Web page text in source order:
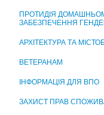
ПРОТИДІЯ
ЗАБЕЗПЕЧЕННЯ
АРХІТЕКТУРА ТА
ВЕТЕРАНАМ
ІНФОРМАЦІЯ ДЛЯ ВПО
ЗАХИСТ ПРАВ